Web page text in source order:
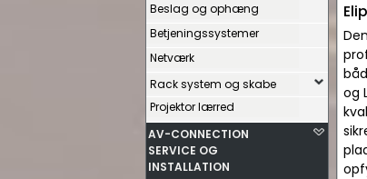
Beslag og ophæng
Betjeningssystemer
Netværk
Rack system og skabe
Projektor lærred
AV-CONNECTION
SERVICE OG
INSTALLATION
og